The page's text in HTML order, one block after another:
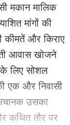
मकान मालिक
मांगों की
कीमतें और किराए
आवास खोजने
लिए सोशल
एक और निवासी
उसका
कथित तौर पर